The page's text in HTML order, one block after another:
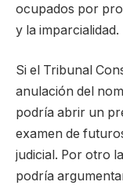
ocupados por
y la imparcialidad.
Si el Tribunal
anulación del
podría abrir un
examen de
judicial. Por otro
podría